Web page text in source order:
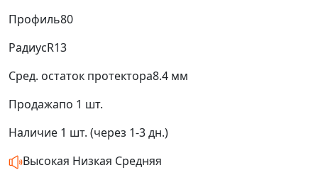
Профиль80
РадиусR13
Сред. остаток протектора8.4 мм
Продажапо 1 шт.
Наличие 1 шт. (через 1-3 дн.)
Высокая Низкая Средняя